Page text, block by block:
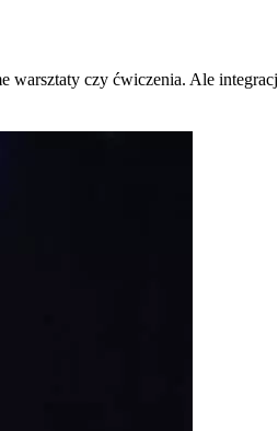
warsztaty czy ćwiczenia. Ale